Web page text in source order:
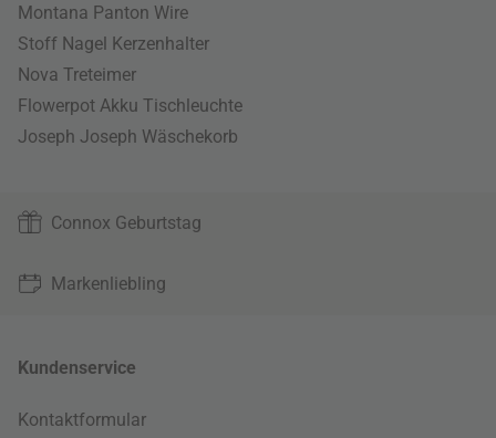
Montana Panton Wire
Stoff Nagel Kerzenhalter
Nova Treteimer
Flowerpot Akku Tischleuchte
Joseph Joseph Wäschekorb
Connox Geburtstag
Markenliebling
Kundenservice
Kontaktformular